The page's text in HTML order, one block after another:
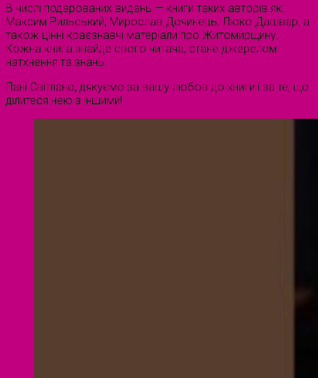
В числі подарованих видань — книги таких авторів як:
Максим Рильський, Мирослав Дочинець, Люко Дашвар, а
також цінні краєзнавчі матеріали про Житомирщину.
Кожна книга знайде свого читача, стане джерелом
натхнення та знань.
Пані Світлано, дякуємо за вашу любов до книги і за те, що
ділитеся нею з іншими!